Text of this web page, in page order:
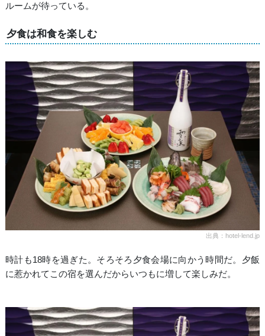
ルームが待っている。
夕食は和食を楽しむ
出典：hotel-lend.jp
時計も18時を過ぎた。そろそろ夕食会場に向かう時間だ。夕飯
に惹かれてこの宿を選んだからいつもに増して楽しみだ。